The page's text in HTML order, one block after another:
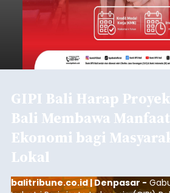
GIPI Bali Harap
Bali Membawa Manfaat
Ekonomi bagi
Lokal
balitribune.co.id | Denpasar -